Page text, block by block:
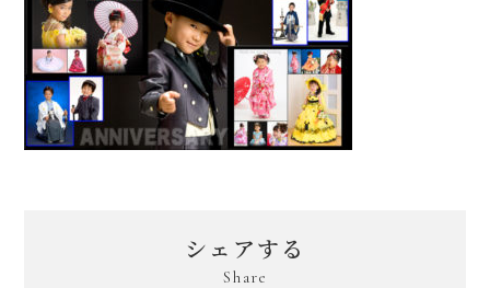
シェアする
Share